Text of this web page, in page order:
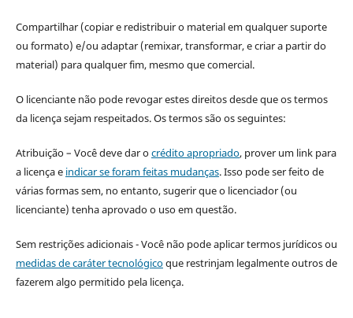
Compartilhar (copiar e redistribuir o material em qualquer suporte
ou formato) e/ou adaptar (remixar, transformar, e criar a partir do
material) para qualquer fim, mesmo que comercial.
O licenciante não pode revogar estes direitos desde que os termos
da licença sejam respeitados. Os termos são os seguintes:
Atribuição – Você deve dar ocrédito apropriado, prover um link para
a licença e indicar se foram feitas mudanças. Isso pode ser feito de
várias formas sem, no entanto, sugerir que o licenciador (ou
licenciante) tenha aprovado o uso em questão.
Sem restrições adicionais - Você não pode aplicar termos jurídicos ou
medidas de caráter tecnológicoque restrinjam legalmente outros de
fazerem algo permitido pela licença.